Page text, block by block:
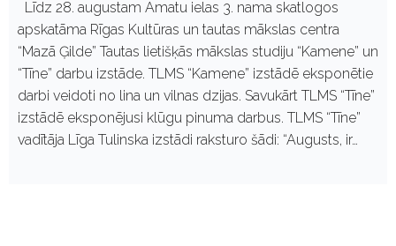
Līdz 28. augustam Amatu ielas 3. nama skatlogos
apskatāma Rīgas Kultūras un tautas mākslas centra
“Mazā Ģilde” Tautas lietišķās mākslas studiju “Kamene” un
“Tīne” darbu izstāde. TLMS “Kamene” izstādē eksponētie
darbi veidoti no lina un vilnas dzijas. Savukārt TLMS “Tīne”
izstādē eksponējusi klūgu pinuma darbus. TLMS “Tīne”
vadītāja Līga Tulinska izstādi raksturo šādi: “Augusts, ir…